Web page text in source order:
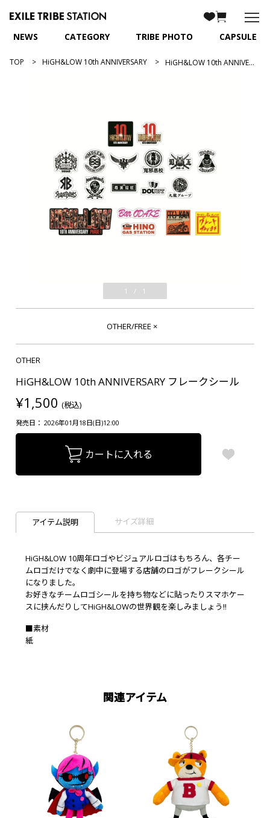
NEWS CATEGORY TRIBE PHOTO CAPSULE
TOP HiGH&LOW 10th ANNIVERSARY HiGH&LOW 10th ANNIVERSARY フレークシール
1 / 1
OTHER/FREE ×
OTHER
HiGH&LOW 10th ANNIVERSARY フレークシール
¥1,500 (税込)
発売日： 2026年01月18日(日)12:00
カートに入れる
アイテム説明 サイズ詳細
HiGH&LOW 10周年ロゴやビジュアルロゴはもちろん、各チー
ムロゴだけでなく劇中に登場する店舗のロゴがフレークシール
になりました。
お好きなチームロゴシールを持ち物などに貼ったりスマホケー
スに挟んだりしてHiGH&LOWの世界観を楽しみましょう!!
■素材
紙
関連アイテム